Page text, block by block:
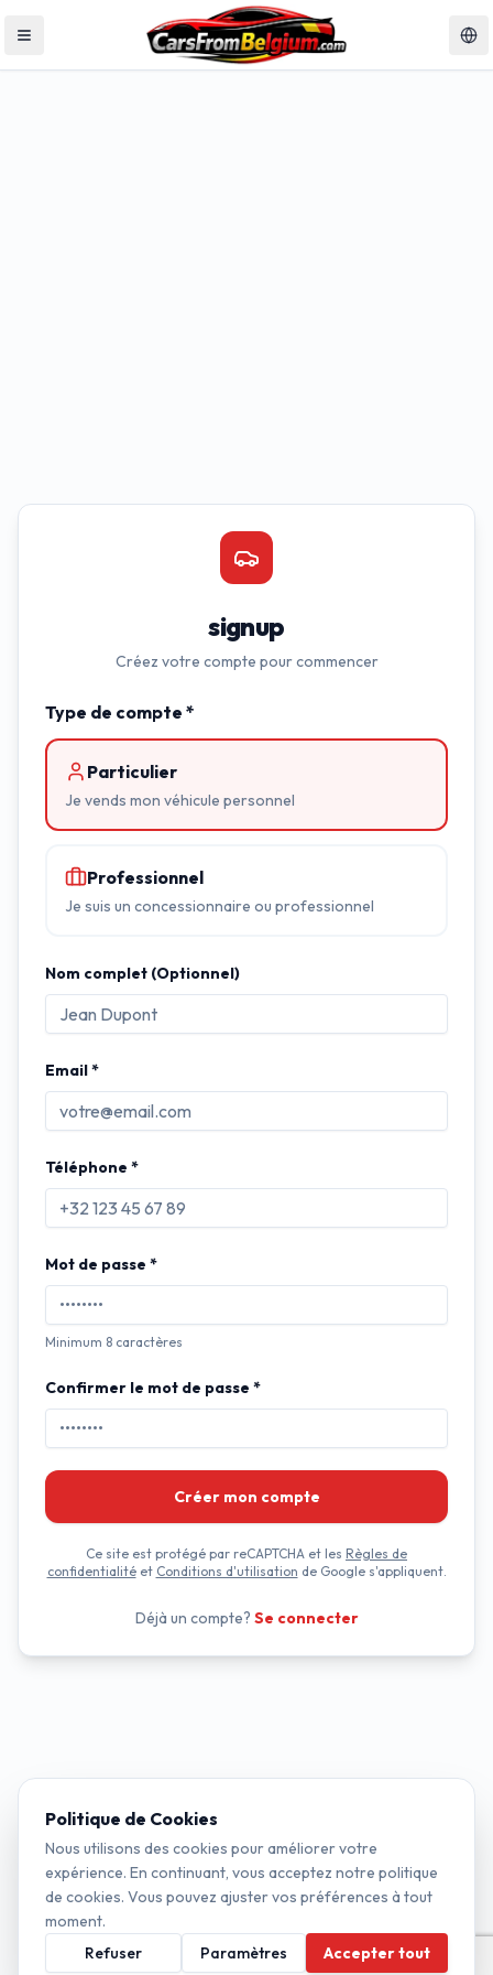
signup
Créez votre compte pour commencer
Type de compte *
Particulier
Je vends mon véhicule personnel
Professionnel
Je suis un concessionnaire ou professionnel
Nom complet (Optionnel)
Email *
Téléphone *
Mot de passe *
Minimum 8 caractères
Confirmer le mot de passe *
Créer mon compte
Ce site est protégé par reCAPTCHA et les Règles de
confidentialitéet Conditions d'utilisation de Google s'appliquent.
Déjà un compte? Se connecter
Politique de Cookies
Nous utilisons des cookies pour améliorer votre
expérience. En continuant, vous acceptez notre politique
de cookies. Vous pouvez ajuster vos préférences à tout
moment.
Refuser
Paramètres Accepter tout